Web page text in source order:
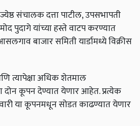
संचालक दत्ता पाटील, उपसभापती
पुदागे यांच्या हस्ते वाटप करण्यात
बाजार समिती यार्डामध्ये विक्रीस
त्यापेक्षा अधिक शेतमाल
दोन कूपन देण्यात येणार आहेत. प्रत्येक
या कूपनमधून सोडत काढण्यात येणार